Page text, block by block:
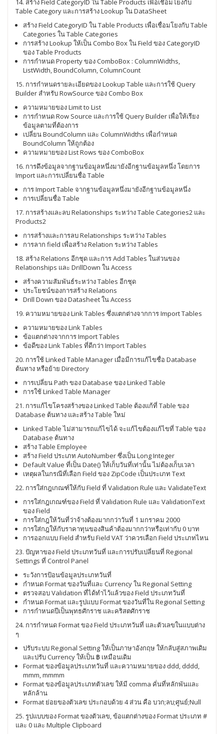
14. สร้าง Field CategoryID ใน Table Products เพื่อเชื่อมโยงกับ
Table Category และการสร้าง Lookup ใน DataSheet
สร้าง Field CategoryID ใน Table Products เพื่อเชื่อมโยงกับ Table
Categories ใน Table Categories
การสร้าง Lookup ให้เป็น Combo Box ใน Field ของ CategoryID
ของ Table Products
การกำหนด Property ของ ComboBox : ColumnWidths,
ListWidth, BoundColumn, ColumnCount
15. การกำหนดรายละเอียดของ Lookup Table และการใช้ Query
Builder สำหรับ RowSource ของ Combo Box
ความหมายของ Limit to List
การกำหนด Row Source และการใช้ Query Builder เพื่อให้เรียง
ข้อมูลตามที่ต้องการ
เปลี่ยน BoundColumn และ ColumnWidths เพื่อกำหนด
BoundColumn ให้ถูกต้อง
ความหมายของ List Rows ของ ComboBox
16. การดึงข้อมูลจากฐานข้อมูลหนึ่งมายังอีกฐานข้อมูลหนึ่ง โดยการ
Import และการเปลี่ยนชื่อ Table
การ Import Table จากฐานข้อมูลหนึ่งมายังอีกฐานข้อมูลหนึ่ง
การเปลี่ยนชื่อ Table
17. การสร้างและลบ Relationships ระหว่าง Table Categories2 และ
Products2
การสร้างและการลบ Relationships ระหว่าง Tables
การลาก field เพื่อสร้าง Relation ระหว่าง Tables
18. สร้าง Relations อีกชุด และการ Add Tables ในส่วนของ
Relationships และ DrillDown ใน Access
สร้างความสัมพันธ์ระหว่าง Tables อีกชุด
ประโยชน์ของการสร้าง Relations
Drill Down ของ Datasheet ใน Access
19. ความหมายของ Link Tables ซึ่งแตกต่างจากการ Import Tables
ความหมายของ Link Tables
ข้อแตกต่างจากการ Import Tables
ข้อดีของ Link Tables ที่ดีกว่า Import Tables
20. การใช้ Linked Table Manager เมื่อมีการแก้ไขชื่อ Database
ต้นทาง หรือย้าย Directory
การเปลี่ยน Path ของ Database ของ Linked Table
การใช้ Linked Table Manager
21. การแก้ไขโครงสร้างของ Linked Table ต้องแก้ที่ Table ของ
Database ต้นทาง และสร้าง Table ใหม่
Linked Table ไม่สามารถแก้ไขได้ จะแก้ไขต้องแก้ไขที่ Table ของ
Database ต้นทาง
สร้าง Table Employee
สร้าง Field ประเภท AutoNumber ซึ่งเป็น Long Integer
Default Value ที่เป็น Date() ให้เก็บวันที่เท่านั้น ไม่ต้องเก็บเวลา
เหตุผลในกรณีที่เลือก Field ของ ZipCode เป็นประเภท Text
22. การใส่กฎเกณฑ์ให้กับ Field ที่ Validation Rule และ ValidateText
การใส่กฎเกณฑ์ของ Field ที่ Validation Rule และ ValidationText
ของ Field
การใส่กฎให้วันที่ว่าจ้างต้องมากกว่าวันที่ 1 มกราคม 2000
การใส่กฎให้กับราคาทุนของสินค้าต้องมากกว่าหรือเท่ากับ 0 บาท
การออกแบบ Field สำหรับ Field VAT ว่าควรเลือก Field ประเภทไหน
23. ปัญหาของ Field ประเภทวันที่ และการปรับเปลี่ยนที่ Regional
Settings ที่ Control Panel
ระวังการป้อนข้อมูลประเภทวันที่
กำหนด Format ของวันที่และ Currency ใน Regional Setting
ตรวจสอบ Validation ที่ได้ทำไว้แล้วของ Field ประเภทวันที่
กำหนด Format และรูปแบบ Format ของวันที่ใน Regional Setting
การกำหนดปีเป็นพุทธศักราช และคริสตศักราช
24. การกำหนด Format ของ Field ประเภทวันที่ และตัวเลขในแบบต่าง
ๆ
ปรับระบบ Regional Setting ให้เป็นภาษาอังกฤษ ให้กลับสู่สภาพเดิม
และปรับ Currency ให้เป็น ฿ เหมือนเดิม
Format ของข้อมูลประเภทวันที่ และความหมายของ ddd, dddd,
mmm, mmmm
Format ของข้อมูลประเภทตัวเลข ให้มี comma คั่นที่หลักพันและ
หลักล้าน
Format ย่อยของตัวเลข ประกอบด้วย 4 ส่วน คือ บวก;ลบ;ศูนย์;Null
25. รูปแบบของ Format ของตัวเลข, ข้อแตกต่างของ Format ประเภท #
และ 0 และ Multiple Clipboard